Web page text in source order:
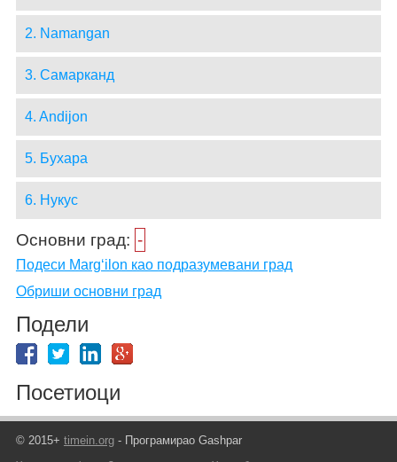
2. Namangan
3. Самарканд
4. Andijon
5. Бухара
6. Нукус
Основни град: -
Подеси Marg‘ilon као подразумевани град
Обриши основни град
Подели
Посетиоци
© 2015+ timein.org- Програмирао Gashpar